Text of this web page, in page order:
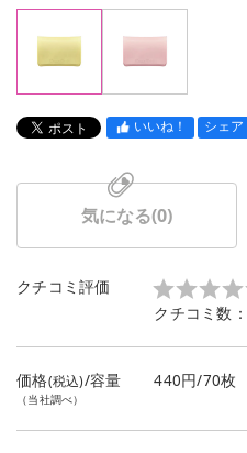
いいね！ シェア
気になる(0)
クチコミ評価
クチコミ数：
価格(税込)/容量
（当社調べ）
440円/70枚